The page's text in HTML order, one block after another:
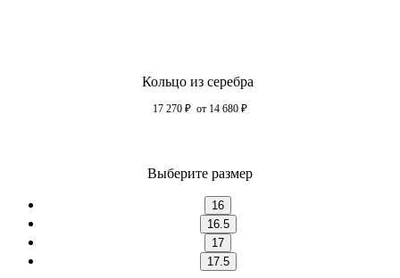
Кольцо из серебра
17 270 ₽ от 14 680 ₽
Выберите размер
16
16.5
17
17.5